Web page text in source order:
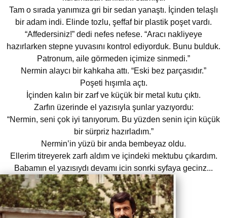
Tam o sırada yanımıza gri bir sedan yanaştı. İçinden telaşlı
bir adam indi. Elinde tozlu, şeffaf bir plastik poşet vardı.
“Affedersiniz!” dedi nefes nefese. “Aracı nakliyeye
hazırlarken stepne yuvasını kontrol ediyorduk. Bunu bulduk.
Patronum, aile görmeden içimize sinmedi.”
Nermin alaycı bir kahkaha attı. “Eski bez parçasıdır.”
Poşeti hışımla açtı.
İçinden kalın bir zarf ve küçük bir metal kutu çıktı.
Zarfın üzerinde el yazısıyla şunlar yazıyordu:
“Nermin, seni çok iyi tanıyorum. Bu yüzden senin için küçük
bir sürpriz hazırladım.”
Nermin’in yüzü bir anda bembeyaz oldu.
Ellerim titreyerek zarfı aldım ve içindeki mektubu çıkardım.
Babamın el yazısıydı devamı icin sonrki syfaya gecinz...